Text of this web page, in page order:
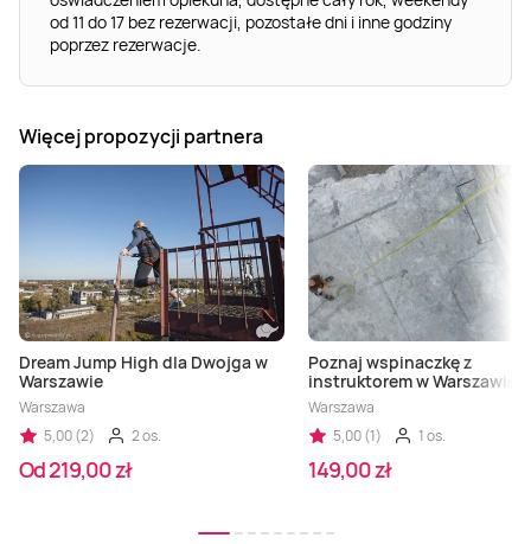
od 11 do 17 bez rezerwacji, pozostałe dni i inne godziny
poprzez rezerwacje.
Więcej propozycji partnera
Dream Jump High dla Dwojga w
Warszawie
Warszawa
5,00 (2)
2 os.
Od 219,00 zł
Poznaj wspinaczkę z
instruktorem w Warszawie
Warszawa
5,00 (1)
1 os.
149,00 zł